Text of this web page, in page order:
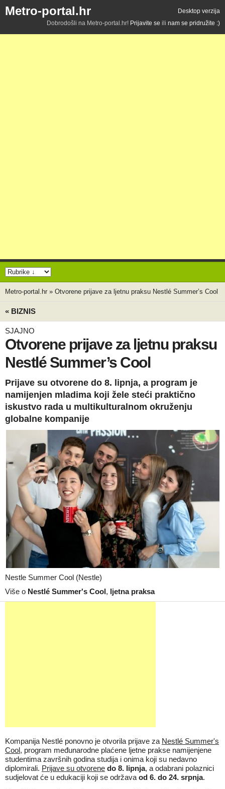
Metro-portal.hr
Desktop verzija
Dobrodošli na Metro-portal.hr! Prijavite se ili nam se pridružite :)
Metro-portal.hr » Otvorene prijave za ljetnu praksu Nestlé Summer’s Cool
« BIZNIS
SJAJNO
Otvorene prijave za ljetnu praksu
Nestlé Summer’s Cool
Prijave su otvorene do 8. lipnja, a program je
namijenjen mladima koji žele steći praktično
iskustvo rada u multikulturalnom okruženju
globalne kompanije
Nestle Summer Cool (Nestle)
Više o Nestlé Summer's Cool, ljetna praksa
Kompanija Nestlé ponovno je otvorila prijave za Nestlé Summer's
Cool, program međunarodne plaćene ljetne prakse namijenjene
studentima završnih godina studija i onima koji su nedavno
diplomirali. Prijave su otvorene do 8. lipnja, a odabrani polaznici
sudjelovat će u edukaciji koji se održava od 6. do 24. srpnja.